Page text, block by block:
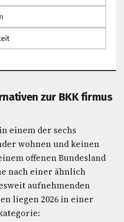
zur BKK firmus
einem der sechs
wohnen und keinen
offenen Bundesland
nach einer ähnlich
aufnehmenden
liegen 2026 in einer